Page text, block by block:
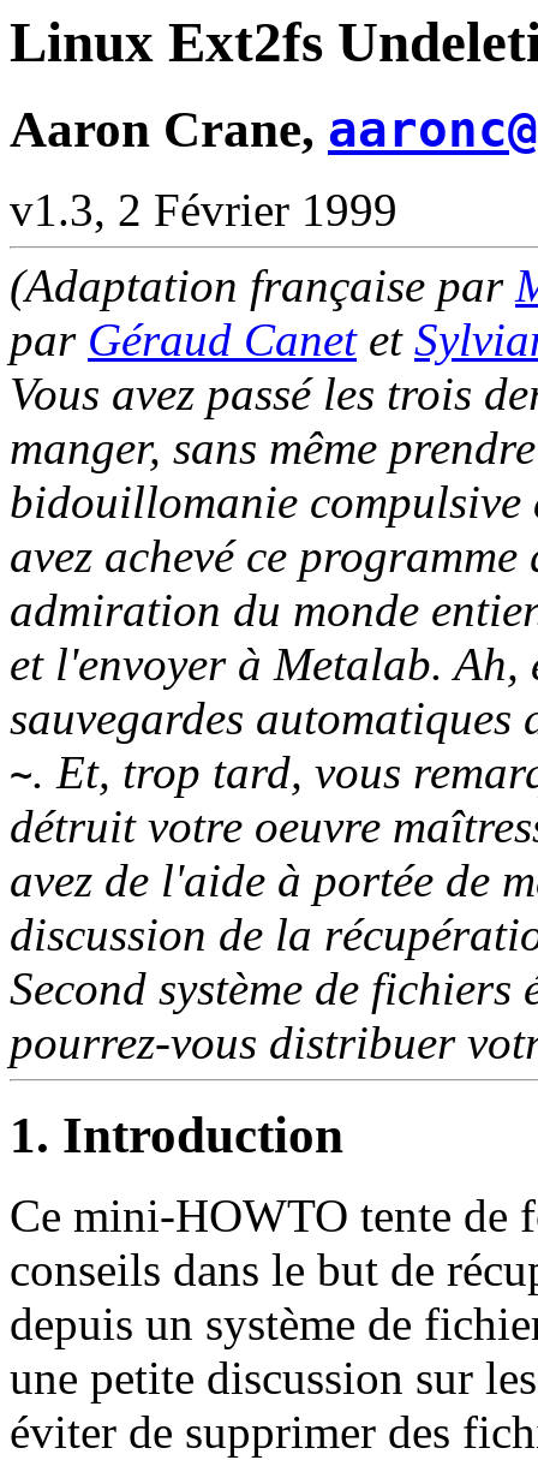
Linux Ext2fs
Aaron Crane,
v1.3, 2 Février 1999
(Adaptation française par
par Géraud Canetet
Vous avez passé les trois
manger, sans même
bidouillomanie
avez achevé ce
admiration du monde
et l'envoyer à Metalab. Ah,
sauvegardes
~. Et, trop tard, vous
détruit votre oeuvre
avez de l'aide à portée de
discussion de la
Second système de fichiers
pourrez-vous distribuer
1. Introduction
Ce mini-HOWTO tente de
conseils dans le but de
depuis un système de
une petite discussion sur
éviter de supprimer des